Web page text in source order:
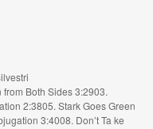
Both Sides 3:2903.
2:3805. Stark Goes Green
3:4008. Don’t Ta ke